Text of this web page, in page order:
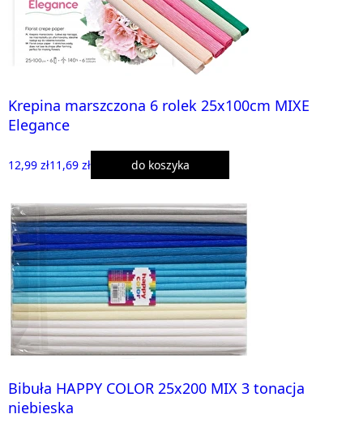
Krepina marszczona 6 rolek 25x100cm MIXE
Elegance
12,99 zł11,69 zł do koszyka
Bibuła HAPPY COLOR 25x200 MIX 3 tonacja
niebieska